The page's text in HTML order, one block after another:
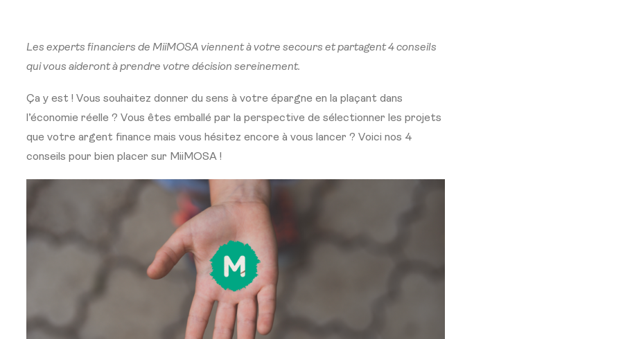
Les experts financiers de MiiMOSA viennent à votre secours et partagent 4 conseils
qui vous aideront à prendre votre décision sereinement.
Ça y est ! Vous souhaitez donner du sens à votre épargne en la plaçant dans
l’économie réelle ? Vous êtes emballé par la perspective de sélectionner les projets
que votre argent finance mais vous hésitez encore à vous lancer ? Voici nos 4
conseils pour bien placer sur MiiMOSA !